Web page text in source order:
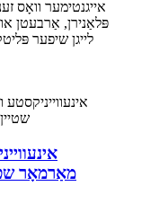
אייגנטימער וואָס
פּלאַנירן, אַרבעטן
לייגן שיפער
מאַרמאָר